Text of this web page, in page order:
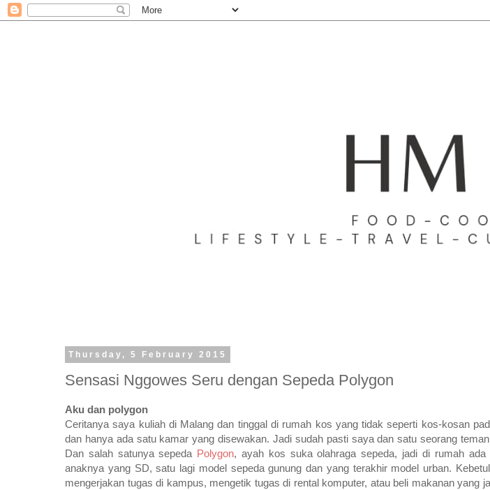
Thursday, 5 February 2015
Sensasi Nggowes Seru dengan Sepeda Polygon
Aku dan polygon
Ceritanya saya kuliah di Malang dan tinggal di rumah kos yang tidak seperti kos-kosan
dan hanya ada satu kamar yang disewakan. Jadi sudah pasti saya dan satu seorang
Dan salah satunya sepeda Polygon, ayah kos suka olahraga sepeda, jadi di rumah
anaknya yang SD, satu lagi model sepeda gunung dan yang terakhir model urban.
mengerjakan tugas di kampus, mengetik tugas di rental komputer, atau beli makanan yang